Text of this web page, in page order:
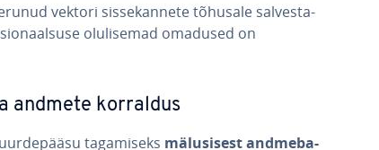
vektori sis­se­kan­nete tõhusale sal­ves­ta­
olu­li­se­mad omadused on
andmete korraldus
ta­ga­miseks mä­lu­si­sest and­me­ba­